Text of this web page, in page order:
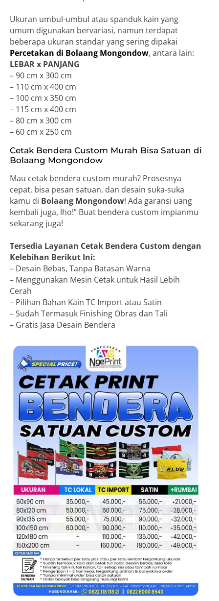
Ukuran umbul-umbul atau spanduk kain yang
umum digunakan bervariasi, namun terdapat
beberapa ukuran standar yang sering dipakai
Percetakan di Bolaang Mongondow, antara lain:
LEBAR x PANJANG
– 90 cm x 300 cm
– 110 cm x 400 cm
– 100 cm x 350 cm
– 115 cm x 400 cm
– 80 cm x 300 cm
– 60 cm x 250 cm
Cetak Bendera Custom Murah Bisa Satuan di
Bolaang Mongondow
Mau cetak bendera custom murah? Prosesnya
cepat, bisa pesan satuan, dan desain suka-suka
kamu di Bolaang Mongondow! Ada garansi uang
kembali juga, lho!” Buat bendera custom impianmu
sekarang juga!
Tersedia Layanan Cetak Bendera Custom dengan
Kelebihan Berikut Ini:
– Desain Bebas, Tanpa Batasan Warna
– Menggunakan Mesin Cetak untuk Hasil Lebih
Cerah
– Pilihan Bahan Kain TC Import atau Satin
– Sudah Termasuk Finishing Obras dan Tali
– Gratis Jasa Desain Bendera